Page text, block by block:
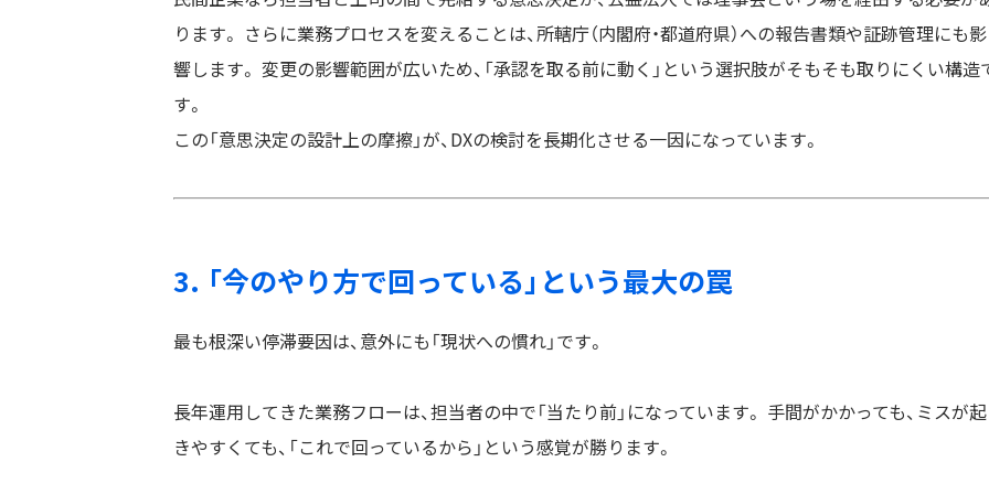
ります。 さらに業務プロセスを変えることは、所轄庁（内閣府・都道府県）への報告書類や証跡管理にも影
響します。 変更の影響範囲が広いため、「承認を取る前に動く」という選択肢がそもそも取りにくい構造
す。
この「意思決定の設計上の摩擦」が、DXの検討を長期化させる一因になっています。
3. 「今のやり方で回っている」という最大の罠
最も根深い停滞要因は、意外にも「現状への慣れ」です。
長年運用してきた業務フローは、担当者の中で「当たり前」になっています。 手間がかかっても、ミスが起
きやすくても、「これで回っているから」という感覚が勝ります。